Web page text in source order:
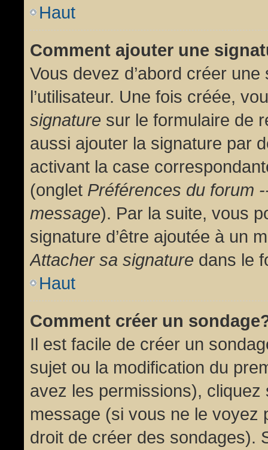
Haut
Comment ajouter une
Vous devez d’abord créer
l’utilisateur. Une fois créée,
signature sur le formulaire de
aussi ajouter la signature par
activant la case
(onglet Préférences du forum
message). Par la suite, vous
signature d’être ajoutée à un
Attacher sa signature dans le
Haut
Comment créer un
Il est facile de créer un
sujet ou la modification du
avez les permissions), cliquez
message (si vous ne le voyez
droit de créer des sondages).